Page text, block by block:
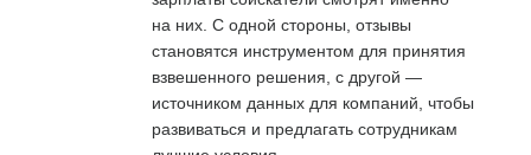
на них. С одной стороны, отзывы
становятся инструментом для принятия
взвешенного решения, с другой —
источником данных для компаний, чтобы
развиваться и предлагать сотрудникам